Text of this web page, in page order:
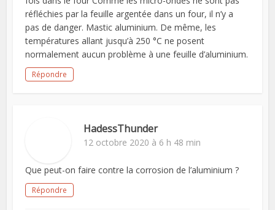
réfléchies par la feuille argentée dans un four, il n’y a
pas de danger. Mastic aluminium. De même, les
températures allant jusqu’à 250 °C ne posent
normalement aucun problème à une feuille d’aluminium.
Répondre
HadessThunder
12 octobre 2020 à 6 h 48 min
Que peut-on faire contre la corrosion de l’aluminium ?
Répondre